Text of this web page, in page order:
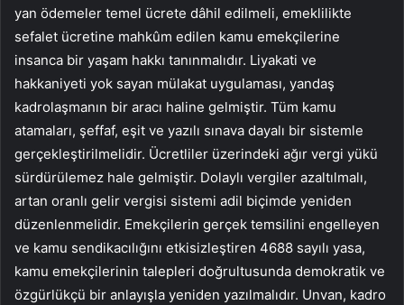
yan ödemeler temel ücrete dâhil edilmeli, emeklilikte
sefalet ücretine mahkûm edilen kamu emekçilerine
insanca bir yaşam hakkı tanınmalıdır. Liyakati ve
hakkaniyeti yok sayan mülakat uygulaması, yandaş
kadrolaşmanın bir aracı haline gelmiştir. Tüm kamu
atamaları, şeffaf, eşit ve yazılı sınava dayalı bir sistemle
gerçekleştirilmelidir. Ücretliler üzerindeki ağır vergi yükü
sürdürülemez hale gelmiştir. Dolaylı vergiler azaltılmalı,
artan oranlı gelir vergisi sistemi adil biçimde yeniden
düzenlenmelidir. Emekçilerin gerçek temsilini engelleyen
ve kamu sendikacılığını etkisizleştiren 4688 sayılı yasa,
kamu emekçilerinin talepleri doğrultusunda demokratik ve
özgürlükçü bir anlayışla yeniden yazılmalıdır. Unvan, kadro